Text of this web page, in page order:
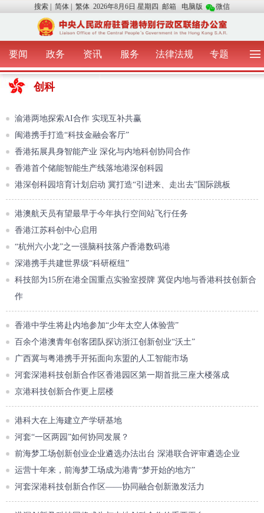
搜索 简体 繁体 2026年8月6日 星期四 邮箱 电脑版 微信
要闻 政务 资讯 服务 法律法规 专题
首 页 图 片 视 频
中央声音
我办动态
办证指引
创科
渝港两地探索AI合作 实现互补共赢
闽港携手打造“科技金融会客厅”
香港拓展具身智能产业 深化与内地科创协同合作
香港首个储能智能生产线落地港深创科园
港深创科园培育计划启动 冀打造“引进来、走出去”国际跳板
港澳航天员有望最早于今年执行空间站飞行任务
香港江苏科创中心启用
“杭州六小龙”之一强脑科技落户香港数码港
深港携手共建世界级“科研枢纽”
科技部为15所在港全国重点实验室授牌 冀促内地与香港科技创新合
作
香港中学生将赴内地参加“少年太空人体验营”
百余个港澳青年创客团队探访浙江创新创业“沃土”
广西冀与粤港携手开拓面向东盟的人工智能市场
河套深港科技创新合作区香港园区第一期首批三座大楼落成
京港科技创新合作更上层楼
港科大在上海建立产学研基地
河套“一区两园”如何协同发展？
前海梦工场创新创业企业遴选办法出台 深港联合评审遴选企业
运营十年来，前海梦工场成为港青“梦开始的地方”
河套深港科技创新合作区——协同融合创新激发活力